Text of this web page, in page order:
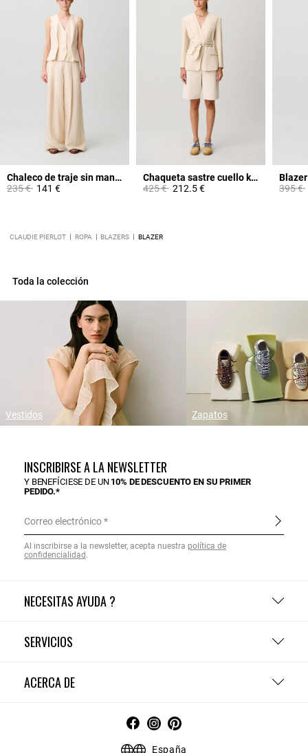
Chaleco de traje sin mangas
Price reduced from
235 €to141 €
Chaqueta sastre cuello kimono
Price reduced from
425 €to212.5 €
Price
395 €
CLAUDIE PIERLOT ROPA BLAZERS BLAZER
Toda la colección
Vestidos Zapatos
NECESITAS AYUDA ?
SERVICIOS
ACERCA DE
INSCRIBIRSE A LA NEWSLETTER
Y BENEFÍCIESE DE UN 10% DE DESCUENTO EN SU PRIMER
PEDIDO.*
Correo electrónico
Al inscribirse a la newsletter, acepta nuestra política de
confidencialidad .
España